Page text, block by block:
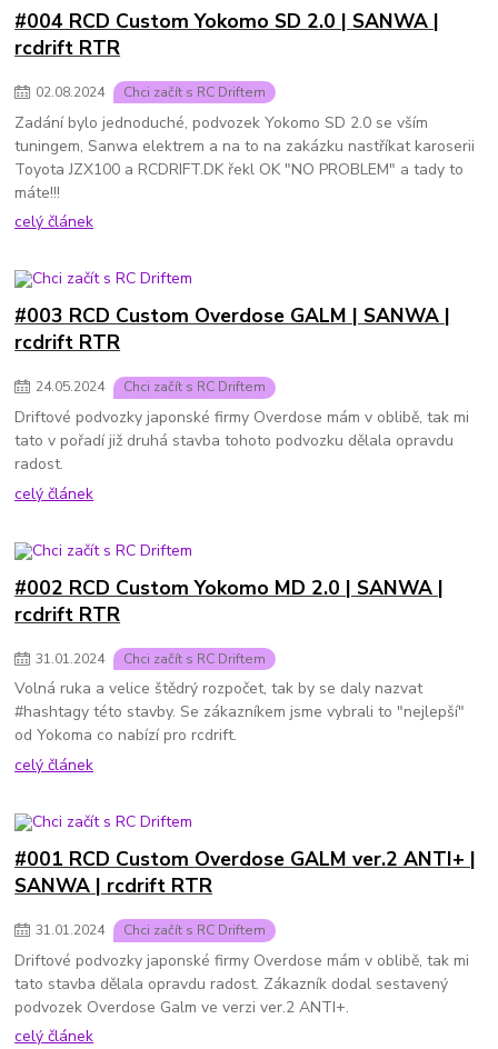
#004 RCD Custom Yokomo SD 2.0 | SANWA |
rcdrift RTR
02.08.2024 Chci začít s RC Driftem
Zadání bylo jednoduché, podvozek Yokomo SD 2.0 se vším
tuningem, Sanwa elektrem a na to na zakázku nastříkat karoserii
Toyota JZX100 a RCDRIFT.DK řekl OK "NO PROBLEM" a tady to
máte!!!
celý článek
#003 RCD Custom Overdose GALM | SANWA |
rcdrift RTR
24.05.2024 Chci začít s RC Driftem
Driftové podvozky japonské firmy Overdose mám v oblibě, tak mi
tato v pořadí již druhá stavba tohoto podvozku dělala opravdu
radost.
celý článek
#002 RCD Custom Yokomo MD 2.0 | SANWA |
rcdrift RTR
31.01.2024 Chci začít s RC Driftem
Volná ruka a velice štědrý rozpočet, tak by se daly nazvat
#hashtagy této stavby. Se zákazníkem jsme vybrali to "nejlepší"
od Yokoma co nabízí pro rcdrift.
celý článek
#001 RCD Custom Overdose GALM ver.2 ANTI+ |
SANWA | rcdrift RTR
31.01.2024 Chci začít s RC Driftem
Driftové podvozky japonské firmy Overdose mám v oblibě, tak mi
tato stavba dělala opravdu radost. Zákazník dodal sestavený
podvozek Overdose Galm ve verzi ver.2 ANTI+.
celý článek